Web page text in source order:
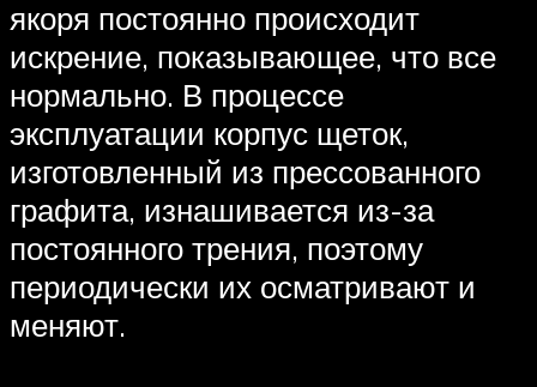
якоря постоянно происходит
искрение, показывающее, что все
нормально. В процессе
эксплуатации корпус щеток,
изготовленный из прессованного
графита, изнашивается из-за
постоянного трения, поэтому
периодически их осматривают и
меняют.